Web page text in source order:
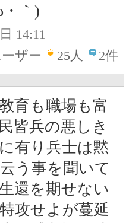
｀)
14:11
ザー
25人 2件
育も職場も富
皆兵の悪しき
有り兵士は黙
う事を聞いて
還を期せない
攻せよが蔓延